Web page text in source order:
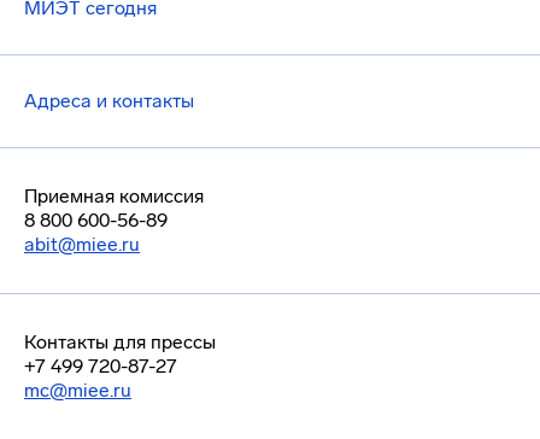
МИЭТ сегодня
Адреса и контакты
Приемная комиссия
8 800 600-56-89
abit@miee.ru
Контакты для прессы
+7 499 720-87-27
mc@miee.ru